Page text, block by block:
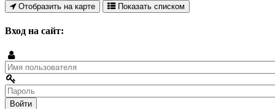
Отобразить на карте Показать списком
Вход на сайт: